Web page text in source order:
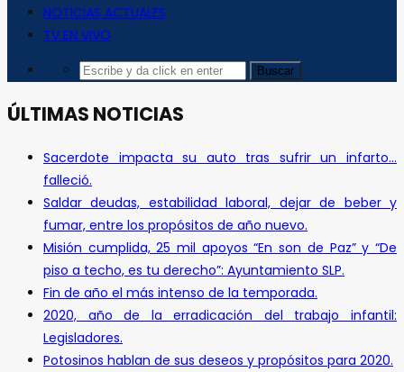
NOTICIAS ACTUALES
TV EN VIVO
ÚLTIMAS NOTICIAS
Sacerdote impacta su auto tras sufrir un infarto…
falleció.
Saldar deudas, estabilidad laboral, dejar de beber y
fumar, entre los propósitos de año nuevo.
Misión cumplida, 25 mil apoyos “En son de Paz” y “De
piso a techo, es tu derecho”: Ayuntamiento SLP.
Fin de año el más intenso de la temporada.
2020, año de la erradicación del trabajo infantil:
Legisladores.
Potosinos hablan de sus deseos y propósitos para 2020.